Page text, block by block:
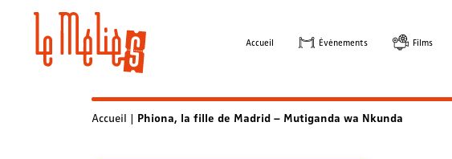
Accueil Évènements Films
Accueil | Phiona, la fille de Madrid – Mutiganda wa Nkunda